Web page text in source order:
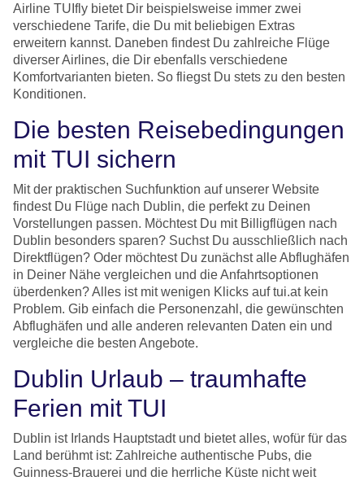
Airline TUIfly bietet Dir beispielsweise immer zwei
verschiedene Tarife, die Du mit beliebigen Extras
erweitern kannst. Daneben findest Du zahlreiche Flüge
diverser Airlines, die Dir ebenfalls verschiedene
Komfortvarianten bieten. So fliegst Du stets zu den besten
Konditionen.
Die besten Reisebedingungen
mit TUI sichern
Mit der praktischen Suchfunktion auf unserer Website
findest Du Flüge nach Dublin, die perfekt zu Deinen
Vorstellungen passen. Möchtest Du mit Billigflügen nach
Dublin besonders sparen? Suchst Du ausschließlich nach
Direktflügen? Oder möchtest Du zunächst alle Abflughäfen
in Deiner Nähe vergleichen und die Anfahrtsoptionen
überdenken? Alles ist mit wenigen Klicks auf tui.at kein
Problem. Gib einfach die Personenzahl, die gewünschten
Abflughäfen und alle anderen relevanten Daten ein und
vergleiche die besten Angebote.
Dublin Urlaub – traumhafte
Ferien mit TUI
Dublin ist Irlands Hauptstadt und bietet alles, wofür für das
Land berühmt ist: Zahlreiche authentische Pubs, die
Guinness-Brauerei und die herrliche Küste nicht weit